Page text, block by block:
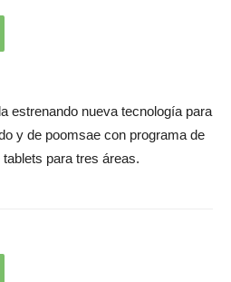
estrenando nueva tecnología para
y de poomsae con programa de
para tres áreas.